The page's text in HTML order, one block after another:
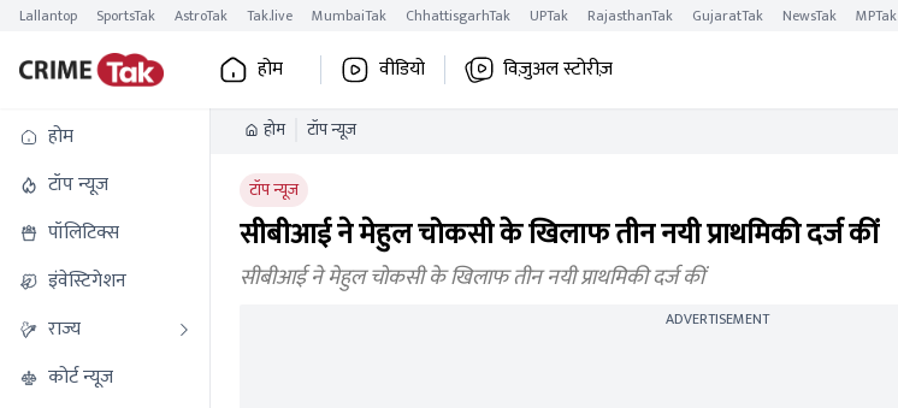
Lallantop SportsTak AstroTak Tak.live MumbaiTak ChhattisgarhTak UPTak RajasthanTak GujaratTak NewsTak MPTak
होम वीडियो विज़ुअल स्टोरीज़
होम
टॉप न्यूज
पॉलिटिक्स
इंवेस्टिगेशन
राज्य
कोर्ट न्यूज
होम टॉप न्यूज
टॉप न्यूज
सीबीआई ने मेहुल चोकसी के खिलाफ तीन नयी प्राथमिकी दर्ज कीं
सीबीआई ने मेहुल चोकसी के खिलाफ तीन नयी प्राथमिकी दर्ज कीं
ADVERTISEMENT